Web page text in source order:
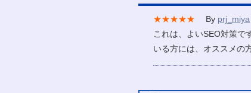
★★★★★ By prj_miya
これは、よいSEO対策で
いる方には、オススメの